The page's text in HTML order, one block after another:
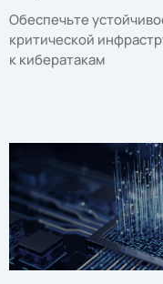
Обеспечьте
критической
к кибератакам